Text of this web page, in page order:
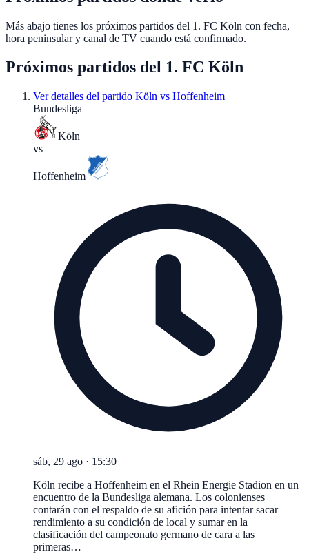
Más abajo tienes los próximos partidos del 1. FC Köln con fecha,
hora peninsular y canal de TV cuando está confirmado.
Próximos partidos del 1. FC Köln
Ver detalles del partido Köln vs Hoffenheim
Bundesliga
Köln
vs
Hoffenheim
sáb, 29 ago · 15:30
Köln recibe a Hoffenheim en el Rhein Energie Stadion en un
encuentro de la Bundesliga alemana. Los colonienses
contarán con el respaldo de su afición para intentar sacar
rendimiento a su condición de local y sumar en la
clasificación del campeonato germano de cara a las
primeras…